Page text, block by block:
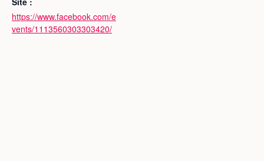
https://www.facebook.com/e
vents/1113560303303420/